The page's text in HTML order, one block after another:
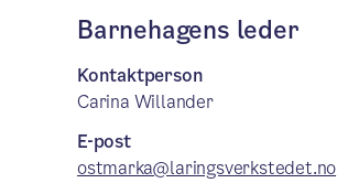
Barnehagens leder
Kontaktperson
Carina Willander
E-post
ostmarka@laringsverkstedet.no